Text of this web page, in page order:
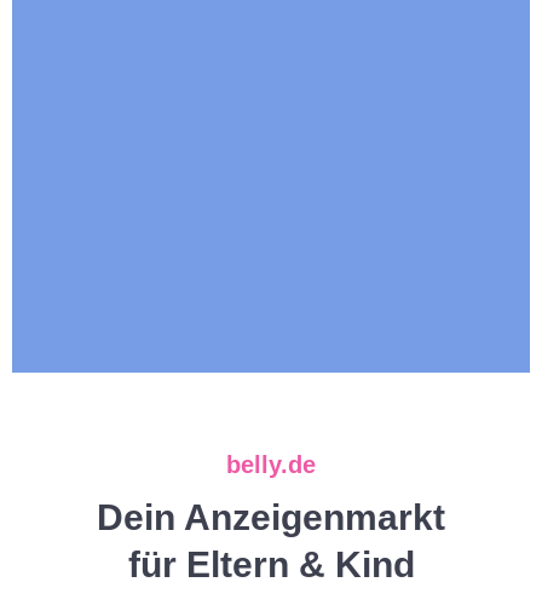
belly.de
Dein Anzeigenmarkt
für Eltern & Kind